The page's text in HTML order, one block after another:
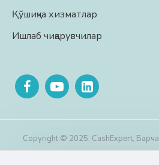
Қўшиқча хизматлар
Ишлаб чиқарувчилар
Copyright © 2025, CashExpert, Барча